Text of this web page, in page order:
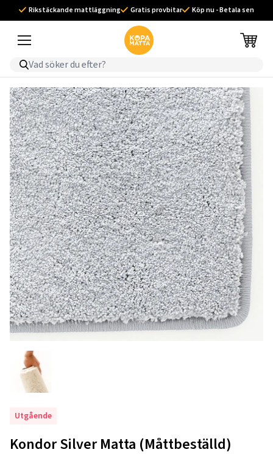
Rikstäckande mattläggning Gratis provbitar Köp nu - Betala sen
Utgående
Kondor Silver Matta (Måttbeställd)